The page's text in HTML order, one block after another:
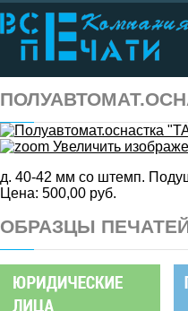
Увеличить
д. 40-42 мм со штемп.
Цена: 500,00 руб.
ОБРАЗЦЫ